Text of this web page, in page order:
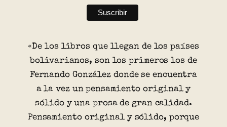
«De los libros que llegan de los países
bolivarianos, son los primeros los de
Fernando González donde se encuentra
a la vez un pensamiento original y
sólido y una prosa de gran calidad.
Pensamiento original y sólido, porque